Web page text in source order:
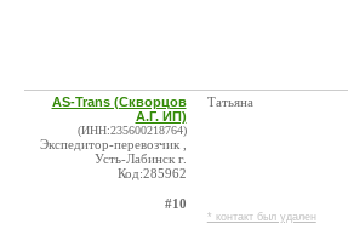
AS-Trans (Скворцов
А.Г. ИП)
(ИНН:235600218764)
Экспедитор-перевозчик ,
Усть-Лабинск г.
Код:285962
#10
Татьяна
* контакт был удален